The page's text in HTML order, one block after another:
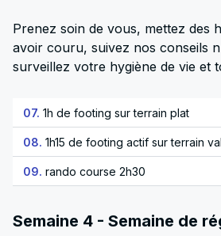
Prenez soin de vous, mettez des
avoir couru, suivez nos conseils
surveillez votre hygiène de vie et
07. 1h de footing sur terrain plat
08. 1h15 de footing actif sur terrain
09. rando course 2h30
Semaine 4 - Semaine de